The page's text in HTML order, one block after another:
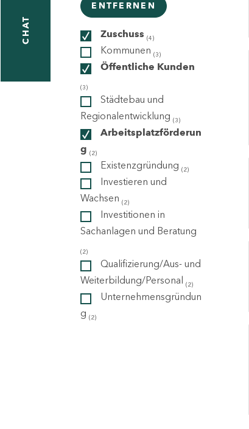
CHAT
ENTFERNEN
Zuschuss (4)
Kommunen (3)
Öffentliche Kunden
(3)
Städtebau und
Regionalentwicklung (3)
Arbeitsplatzförderun
g (2)
Existenzgründung (2)
Investieren und
Wachsen (2)
Investitionen in
Sachanlagen und Beratung
(2)
Qualifizierung/Aus- und
Weiterbildung/Personal (2)
Unternehmensgründun
g (2)